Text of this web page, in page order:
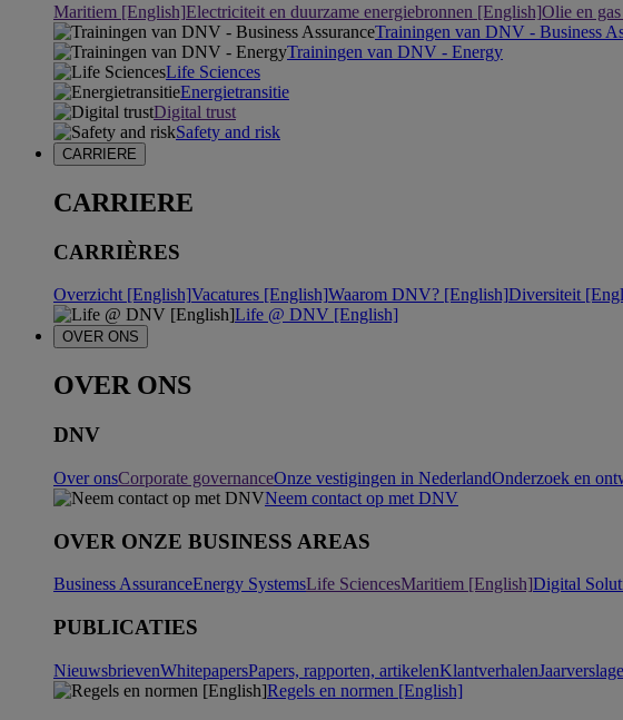
Maritiem [English]Electriciteit en duurzame energiebronnen [English]Olie en
Trainingen van DNV - Business
Trainingen van DNV - Energy
Life Sciences
Energietransitie
Digital trust
Safety and risk
CARRIERE
CARRIERE
CARRIÈRES
Overzicht [English]Vacatures [English]Waarom DNV? [English]Diversiteit
Life @ DNV [English]
OVER ONS
OVER ONS
DNV
Over onsCorporate governanceOnze vestigingen in NederlandOnderzoek en
Neem contact op met DNV
OVER ONZE BUSINESS AREAS
Business AssuranceEnergy SystemsLife SciencesMaritiem [English]Digital
PUBLICATIES
NieuwsbrievenWhitepapersPapers, rapporten, artikelenKlantverhalen
Regels en normen [English]